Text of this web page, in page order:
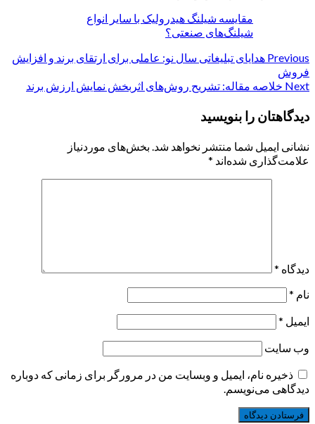
مقایسه شیلنگ هیدرولیک با سایر انواع
شیلنگ‌های صنعتی؟
Continue
Reading
Previous هدایای تبلیغاتی سال نو: عاملی برای ارتقای برند و افزایش
فروش
Next خلاصه مقاله: تشریح روش‌های اثربخش نمایش ارزش برند
دیدگاهتان را بنویسید
نشانی ایمیل شما منتشر نخواهد شد. بخش‌های موردنیاز
علامت‌گذاری شده‌اند *
دیدگاه *
نام *
ایمیل *
وب‌ سایت
ذخیره نام، ایمیل و وبسایت من در مرورگر برای زمانی که دوباره
دیدگاهی می‌نویسم.